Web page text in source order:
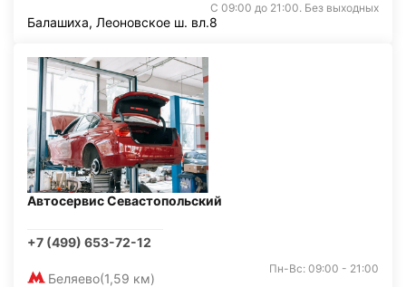
С 09:00 до 21:00. Без выходных
Балашиха, Леоновское ш. вл.8
Автосервис Севастопольский
+7 (499) 653-72-12
Беляево(1,59 км)
Пн-Вс: 09:00 - 21:00